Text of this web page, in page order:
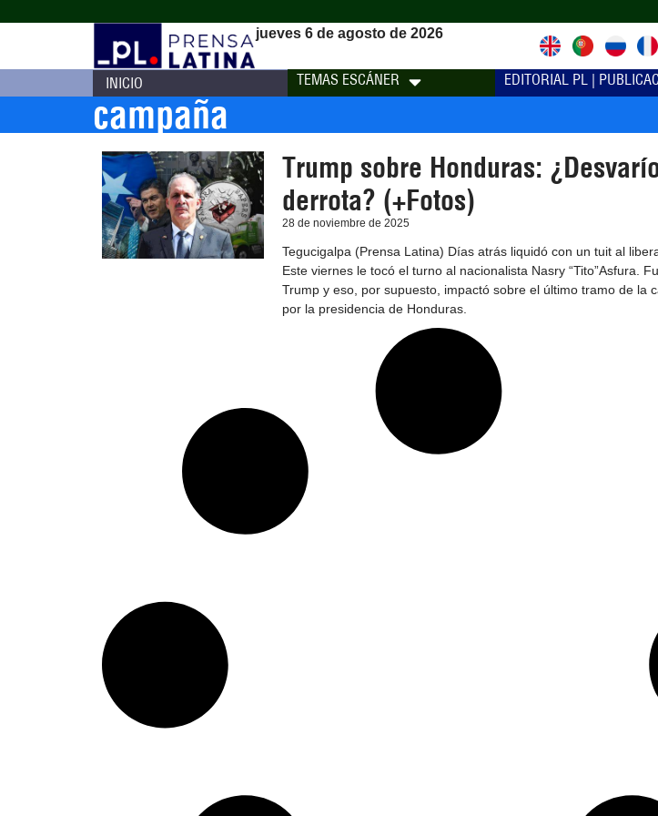
jueves 6 de agosto de 2026
INICIO TEMAS ESCÁNER EDITORIAL PL |
campaña
Trump sobre Honduras:
derrota? (+Fotos)
28 de noviembre de 2025
Tegucigalpa (Prensa Latina) Días atrás liquidó con un tuit al
Este viernes le tocó el turno al nacionalista Nasry “Tito”Asfura.
Trump y eso, por supuesto, impactó sobre el último tramo de la
por la presidencia de Honduras.